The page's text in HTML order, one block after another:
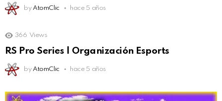
by AtomClic hace 5 años
366 Views
RS Pro Series | Organización Esports
by AtomClic hace 5 años